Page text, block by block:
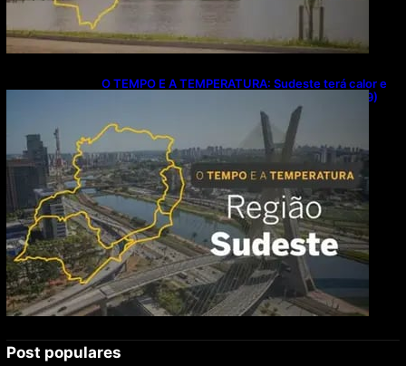
O TEMPO E A TEMPERATURA: Sudeste terá calor e
possibilidade de chuva isolada neste domingo (9)
Post populares